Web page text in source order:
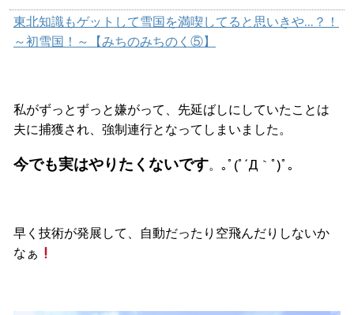
東北知識もゲットして雪国を満喫してると思いきや…？！
～初雪国！～【みちのみちのく⑤】
私がずっとずっと嫌がって、先延ばしにしていたことは
夫に捕獲され、強制連行となってしまいました。
今でも実はやりたくないです。｡ﾟ(ﾟ´Д｀ﾟ)ﾟ｡
早く技術が発展して、自動だったり空飛んだりしないか
なぁ